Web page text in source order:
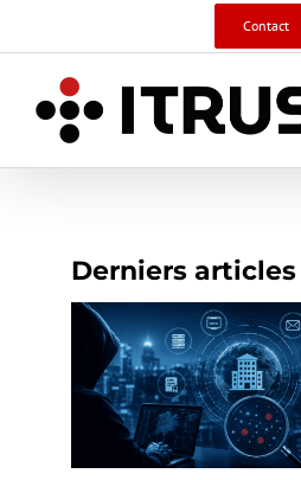
Contact
Derniers articles